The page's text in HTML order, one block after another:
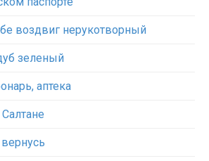
воздвиг нерукотворный
зеленый
аптека